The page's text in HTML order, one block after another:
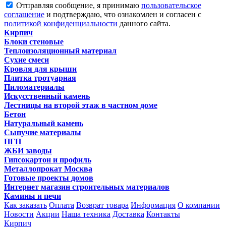
Отправляя сообщение, я принимаю пользовательское
соглашение и подтверждаю, что ознакомлен и согласен с
политикой конфиденциальности данного сайта.
Кирпич
Блоки стеновые
Теплоизоляционный материал
Сухие смеси
Кровля для крыши
Плитка тротуарная
Пиломатериалы
Искусственный камень
Лестницы на второй этаж в частном доме
Бетон
Натуральный камень
Сыпучие материалы
ПГП
ЖБИ заводы
Гипсокартон и профиль
Металлопрокат Москва
Готовые проекты домов
Интернет магазин строительных материалов
Камины и печи
Как заказать Оплата Возврат товара Информация О компании
Новости Акции Наша техника Доставка Контакты
Кирпич